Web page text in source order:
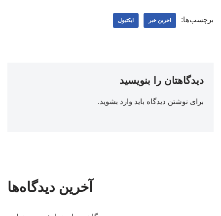
برچسب‌ها: اخرین خبر ایکتیول
دیدگاهتان را بنویسید
برای نوشتن دیدگاه باید وارد بشوید.
آخرین دیدگاه‌ها